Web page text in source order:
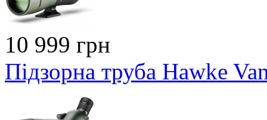
10 999 грн
Підзорна труба Hawke